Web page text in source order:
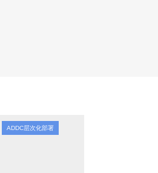
ADDC层次化部署